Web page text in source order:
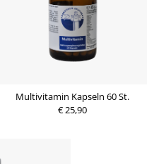
Multivitamin Kapseln 60 St.
€ 25,90